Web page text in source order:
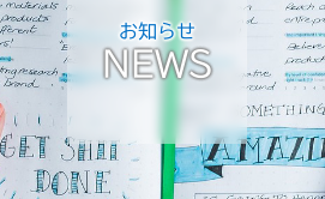
お知らせ
NEWS